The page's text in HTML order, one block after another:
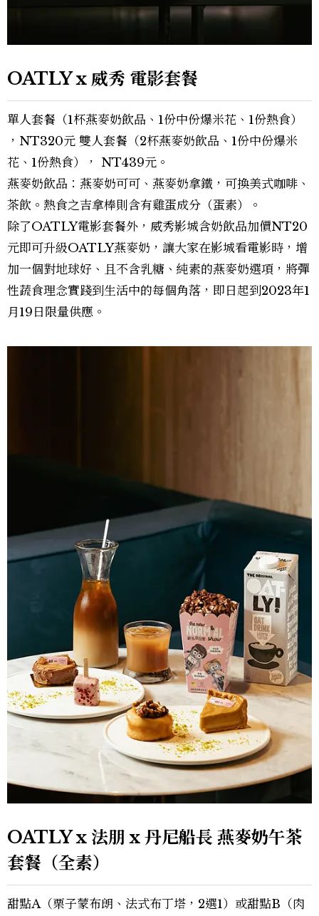
OATLY x 威秀 電影套餐
單人套餐（1杯燕麥奶飲品、1份中份爆米花、1份熱食）
，NT320元 雙人套餐（2杯燕麥奶飲品、1份中份爆米
花、1份熱食）， NT439元。
燕麥奶飲品：燕麥奶可可、燕麥奶拿鐵，可換美式咖啡、
茶飲。熱食之吉拿棒則含有雞蛋成分（蛋素）。
除了OATLY電影套餐外，威秀影城含奶飲品加價NT20
元即可升級OATLY燕麥奶，讓大家在影城看電影時，增
加一個對地球好、且不含乳糖、純素的燕麥奶選項，將彈
性蔬食理念實踐到生活中的每個角落，即日起到2023年1
月19日限量供應。
OATLY x 法朋 x 丹尼船長 燕麥奶午茶
套餐（全素）
甜點A（栗子蒙布朗、法式布丁塔，2選1）或甜點B（肉